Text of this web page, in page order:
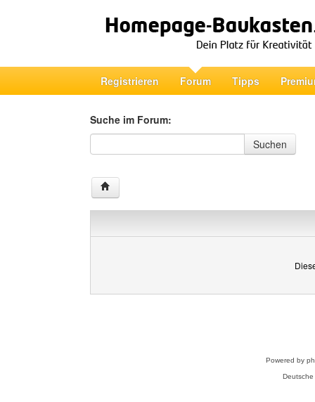
Registrieren Forum Tipps
Suche im Forum:
Suche im Forum
Suchen
Powered by